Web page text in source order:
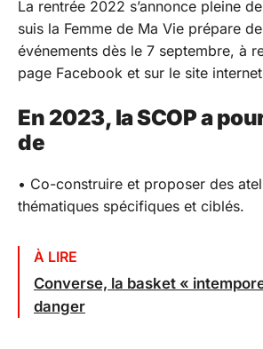
La rentrée 2022 s’annonce pleine
suis la Femme de Ma Vie prépare
événements dès le 7 septembre, à
page Facebook et sur le site
En 2023, la SCOP a
de
• Co-construire et proposer des
thématiques spécifiques et ciblés.
À LIRE
Converse, la basket «
danger